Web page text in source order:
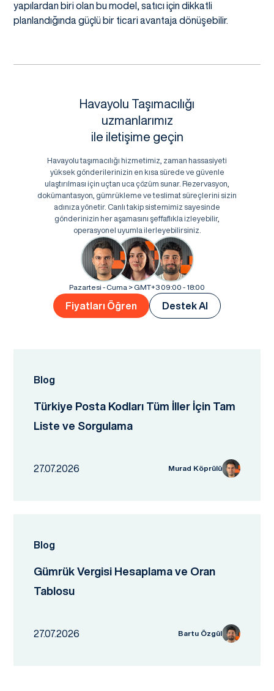
yapılardan biri olan bu model, satıcı için dikkatli
planlandığında güçlü bir ticari avantaja dönüşebilir.
Havayolu Taşımacılığı
uzmanlarımız
ile iletişime geçin
Havayolu taşımacılığı hizmetimiz, zaman hassasiyeti
yüksek gönderilerinizin en kısa sürede ve güvenle
ulaştırılması için uçtan uca çözüm sunar. Rezervasyon,
dokümantasyon, gümrükleme ve teslimat süreçlerini sizin
adınıza yönetir. Canlı takip sistemimiz sayesinde
gönderinizin her aşamasını şeffaflıkla izleyebilir,
operasyonel uyumla ilerleyebilirsiniz.
Pazartesi - Cuma > GMT+3 09:00 - 18:00
Fiyatları Öğren Destek Al
Blog
Türkiye Posta Kodları Tüm İller İçin Tam
Liste ve Sorgulama
27.07.2026 Murad Köprülü
Blog
Gümrük Vergisi Hesaplama ve Oran
Tablosu
27.07.2026 Bartu Özgül